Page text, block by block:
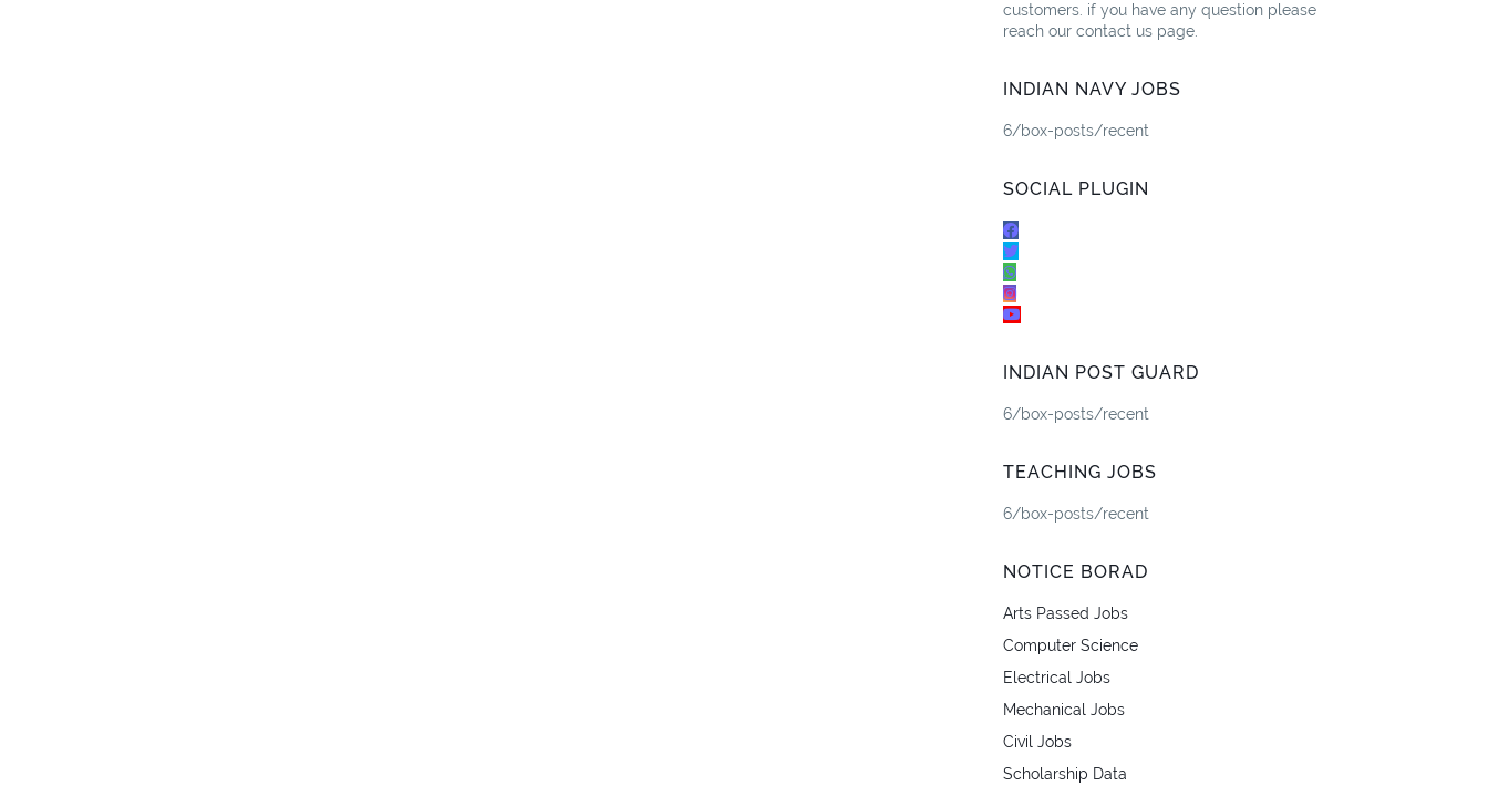
customers. if you have any question please
reach our contact us page.
INDIAN NAVY JOBS
6/box-posts/recent
SOCIAL PLUGIN
INDIAN POST GUARD
6/box-posts/recent
TEACHING JOBS
6/box-posts/recent
NOTICE BORAD
Arts Passed Jobs
Computer Science
Electrical Jobs
Mechanical Jobs
Civil Jobs
Scholarship Data